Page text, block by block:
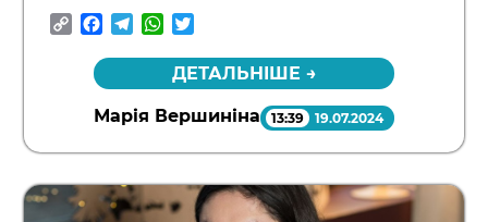
CopyFacebook
TelegramWhatsApp
ДЕТАЛЬНІШЕ →
Марія Вершиніна 13:39 19.07.2024